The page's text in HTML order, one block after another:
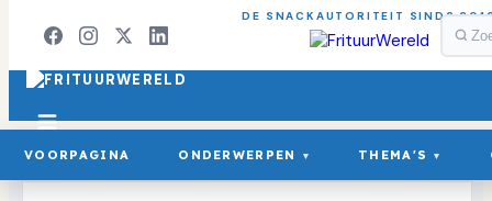
DE SNACKAUTORITEIT SINDS
VOORPAGINA ONDERWERPEN ▾ THEMA'S ▾